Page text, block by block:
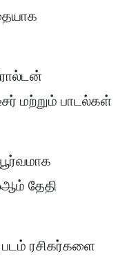
மற்றும் பாடல்கள்
தேதி
ரசிகர்களை